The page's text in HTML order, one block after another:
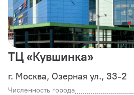
ТЦ «Кувшинка»
г. Москва, Озерная ул., 33-2
Численность города